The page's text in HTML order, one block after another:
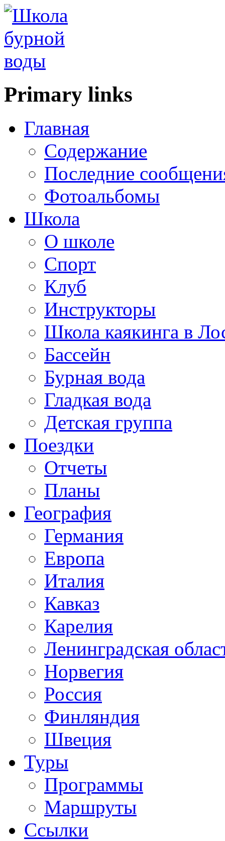
Primary links
Главная
Содержание
Последние
Фотоальбомы
Школа
О школе
Спорт
Клуб
Инструкторы
Школа каякинга в
Бассейн
Бурная вода
Гладкая вода
Детская группа
Поездки
Отчеты
Планы
География
Германия
Европа
Италия
Кавказ
Карелия
Ленинградская
Норвегия
Россия
Финляндия
Швеция
Туры
Программы
Маршруты
Ссылки